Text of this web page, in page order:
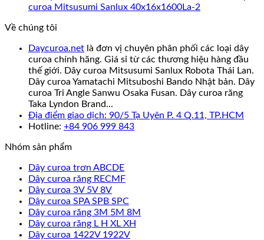
curoa Mitsusumi Sanlux 40x16x1600La-2
Về chúng tôi
Daycuroa.net là đơn vị chuyên phân phối các loại dây
curoa chính hãng. Giá sỉ từ các thương hiệu hàng đầu
thế giới. Dây curoa Mitsusumi Sanlux Robota Thái Lan.
Dây curoa Yamatachi Mitsuboshi Bando Nhật bản. Dây
curoa Tri Angle Sanwu Osaka Fusan. Dây curoa răng
Taka Lyndon Brand...
Địa điểm giao dịch: 90/5 Tạ Uyên P. 4 Q.11, TP.HCM
Hotline: +84 906 999 843
Nhóm sản phẩm
Dây curoa trơn ABCDE
Dây curoa răng RECMF
Dây curoa 3V 5V 8V
Dây curoa SPA SPB SPC
Dây curoa răng 3M 5M 8M
Dây curoa răng L H XL XH
Dây curoa 1422V 1922V